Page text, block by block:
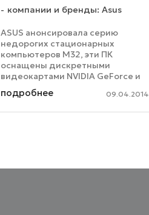
компании и бренды: Asus
ASUS анонсировала серию
недорогих стационарных
компьютеров M32, эти ПК
оснащены дискретными
видеокартами NVIDIA GeForce и
AMD Radeon, они прекрасно
подходят для домашних
подробнее 09.04.2014